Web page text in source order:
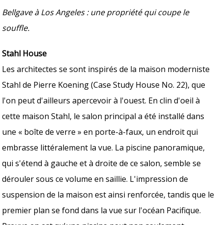
Bellgave à Los Angeles : une propriété qui coupe le
souffle.
Stahl House
Les architectes se sont inspirés de la maison moderniste
Stahl de Pierre Koening (Case Study House No. 22), que
l'on peut d'ailleurs apercevoir à l'ouest. En clin d'oeil à
cette maison Stahl, le salon principal a été installé dans
une « boîte de verre » en porte-à-faux, un endroit qui
embrasse littéralement la vue. La piscine panoramique,
qui s'étend à gauche et à droite de ce salon, semble se
dérouler sous ce volume en saillie. L'impression de
suspension de la maison est ainsi renforcée, tandis que le
premier plan se fond dans la vue sur l'océan Pacifique.